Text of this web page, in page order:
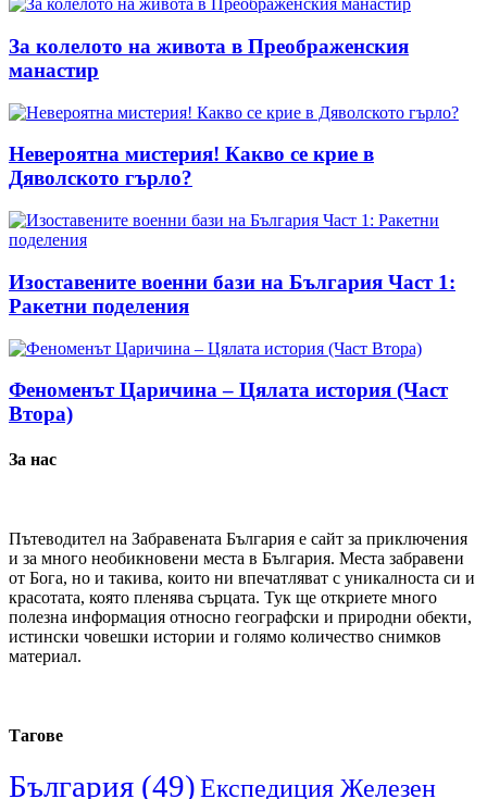
За колелото на живота в Преображенския
манастир
Невероятна мистерия! Какво се крие в
Дяволското гърло?
Изоставените военни бази на България Част 1:
Ракетни поделения
Феноменът Царичина – Цялата история (Част
Втора)
За нас
Пътеводител на Забравената България е сайт за приключения
и за много необикновени места в България. Места забравени
от Бога, но и такива, които ни впечатляват с уникалноста си и
красотата, която пленява сърцата. Тук ще откриете много
полезна информация относно географски и природни обекти,
истински човешки истории и голямо количество снимков
материал.
Тагове
България (49)Експедиция Железен